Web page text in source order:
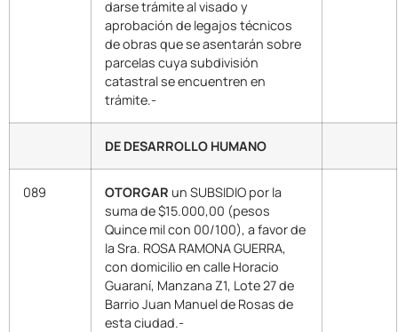
darse trámite al visado y
aprobación de legajos técnicos
de obras que se asentarán sobre
parcelas cuya subdivisión
catastral se encuentren en
trámite.-
DE DESARROLLO HUMANO
089 OTORGAR un SUBSIDIO por la
suma de $15.000,00 (pesos
Quince mil con 00/100), a favor de
la Sra. ROSA RAMONA GUERRA,
con domicilio en calle Horacio
Guaraní, Manzana Z1, Lote 27 de
Barrio Juan Manuel de Rosas de
esta ciudad.-